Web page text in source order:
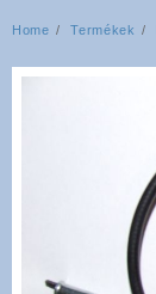
Home Termékek